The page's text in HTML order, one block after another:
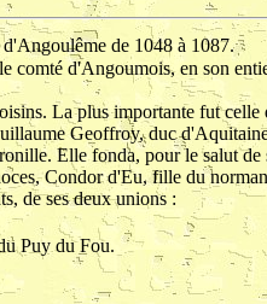
de 1048 à 1087.
comté d'Angoumois, en son
La plus importante fut
Geoffroy, duc
Elle fonda, pour le salut
Condor d'Eu, fille du
de ses deux unions :
Puy du Fou.